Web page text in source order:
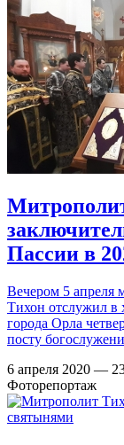
Пассии в
Вечером 5 апреля
Тихон отслужил в
города Орла
посту
6 апреля 2020 —
Фоторепортаж